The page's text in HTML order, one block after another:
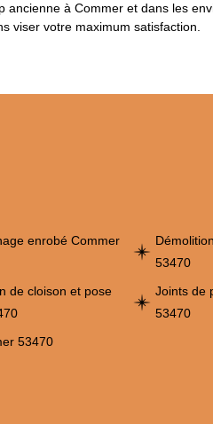
à Commer et dans les
viser votre maximum satisfaction.
enrobé Commer
de cloison et pose
53470
53470
Joints de
53470